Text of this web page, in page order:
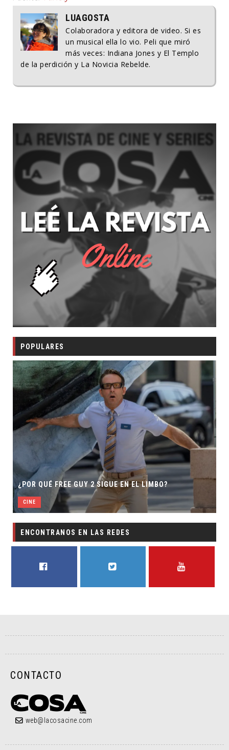
LUAGOSTA
Colaboradora y editora de video. Si es
un musical ella lo vio. Peli que miró
más veces: Indiana Jones y El Templo
de la perdición y La Novicia Rebelde.
POPULARES
¿POR QUÉ FREE GUY 2 SIGUE EN EL LIMBO?
CINE
ENCONTRANOS EN LAS REDES
CONTACTO
web@lacosacine.com